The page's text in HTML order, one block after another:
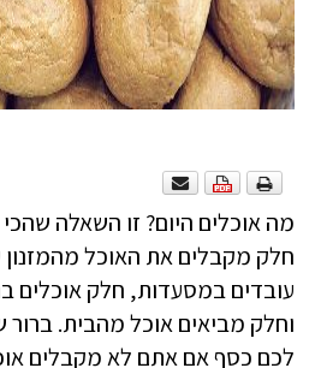
מה אוכלים היום? זו השאלה
חלק מקבלים את האוכל
עובדים במסעדות, חלק אוכלים
וחלק מביאים אוכל מהבית.
לכם כסף אם אתם לא מקבלים